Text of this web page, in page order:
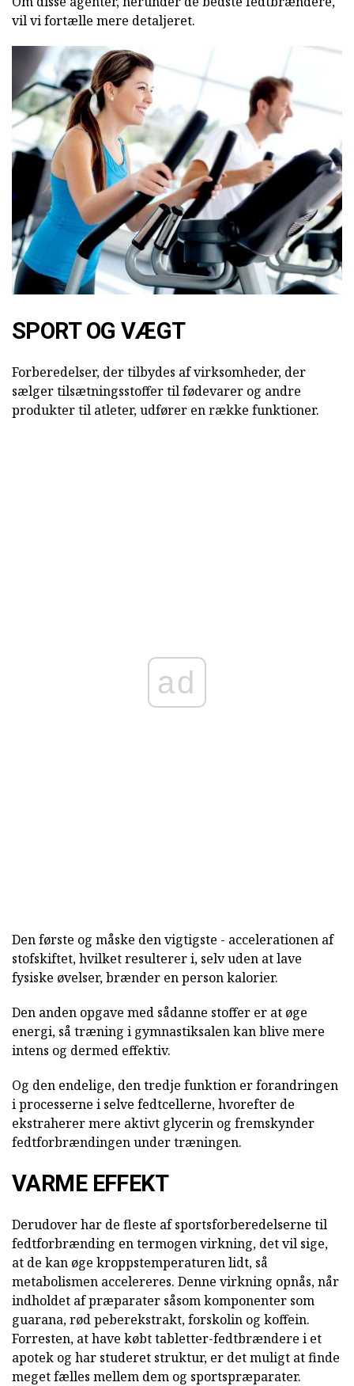
vil vi fortælle mere detaljeret.
SPORT OG VÆGT
Forberedelser, der tilbydes af virksomheder, der
sælger tilsætningsstoffer til fødevarer og andre
produkter til atleter, udfører en række funktioner.
ad
Den første og måske den vigtigste - accelerationen af
stofskiftet, hvilket resulterer i, selv uden at lave
fysiske øvelser, brænder en person kalorier.
Den anden opgave med sådanne stoffer er at øge
energi, så træning i gymnastiksalen kan blive mere
intens og dermed effektiv.
Og den endelige, den tredje funktion er forandringen
i processerne i selve fedtcellerne, hvorefter de
ekstraherer mere aktivt glycerin og fremskynder
fedtforbrændingen under træningen.
VARME EFFEKT
Derudover har de fleste af sportsforberedelserne til
fedtforbrænding en termogen virkning, det vil sige,
at de kan øge kroppstemperaturen lidt, så
metabolismen accelereres. Denne virkning opnås, når
indholdet af præparater såsom komponenter som
guarana, rød peberekstrakt, forskolin og koffein.
Forresten, at have købt tabletter-fedtbrændere i et
apotek og har studeret struktur, er det muligt at finde
meget fælles mellem dem og sportspræparater.